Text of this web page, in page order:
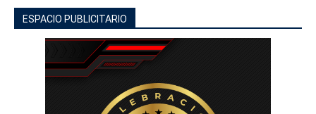
ESPACIO PUBLICITARIO